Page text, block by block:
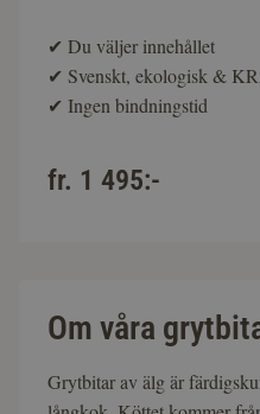
Om våra
Grytbitar av älg är
✔ Du väljer innehållet
✔ Svenskt, ekologisk &
✔ Ingen bindningstid
fr. 1 495:-